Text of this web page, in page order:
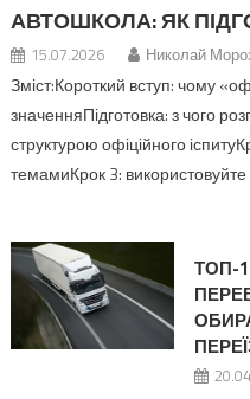
АВТОШКОЛА: ЯК
15.07.2026 Николай
Зміст:Короткий вступ: чому
значенняПідготовка: з чого
структурою офіційного
темамиКрок 3:
ТОП-